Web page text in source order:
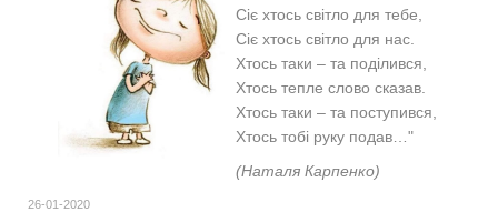
Сіє хтось світло для тебе,
Сіє хтось світло для нас.
Хтось таки – та поділився,
Хтось тепле слово сказав.
Хтось таки – та поступився,
Хтось тобі руку подав…"
(Наталя Карпенко)
26-01-2020